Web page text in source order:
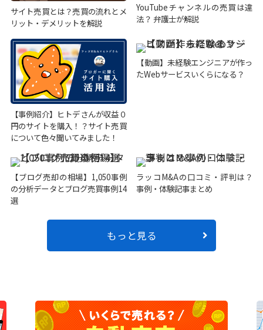
サイト売買とは？売買の流れとメ
リット・デメリットを解説
YouTubeチャンネルの売買は違
法？ 弁護士が解説
【事例紹介】ヒトデさんが収益０
円のサイトを購入！？サイト売買
について色々聞いてみました！
【動画】未経験エンジニアが作っ
たWebサービスいくらになる？
【ブログ売却の相場】1,050事例
の分析データとブログ売買事例14
選
ラッコM&Aの口コミ・評判は？
事例・体験記事まとめ
もっと見る